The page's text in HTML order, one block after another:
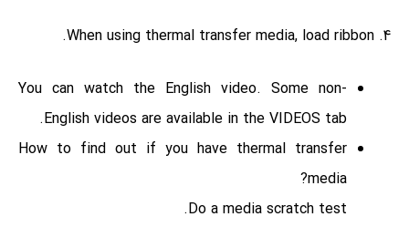
4. When using thermal transfer media, load ribbon.
You can watch the English video. Some non-
English videos are available in the VIDEOS tab.
How to find out if you have thermal transfer
media?
Do a media scratch test.